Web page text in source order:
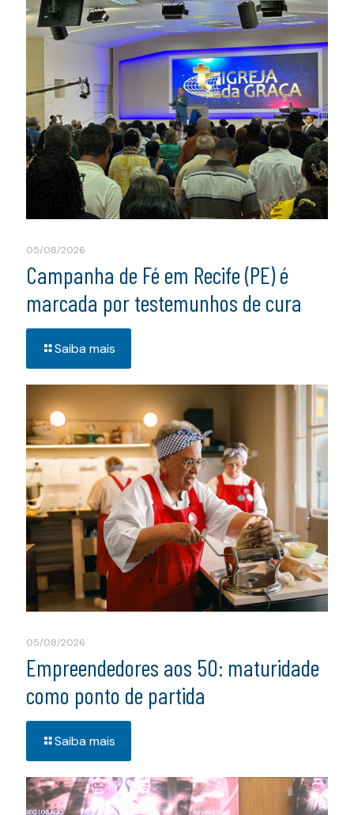
05/08/2026
Campanha de Fé em Recife (PE) é
marcada por testemunhos de cura
Saiba mais
05/08/2026
Empreendedores aos 50: maturidade
como ponto de partida
Saiba mais